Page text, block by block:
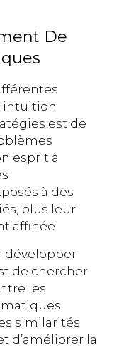
De
intuition
est de
esprit à
à des
plus leur
affinée.
développer
de chercher
les
similarités
d’améliorer la